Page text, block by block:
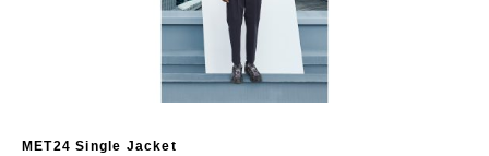
MET24 Single Jacket